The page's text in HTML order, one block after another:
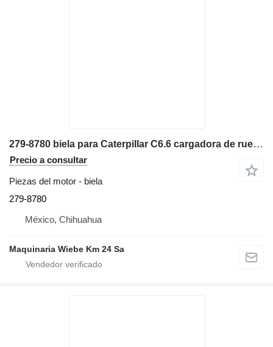
279-8780 biela para Caterpillar C6.6 cargadora de ruedas
Precio a consultar
Piezas del motor - biela
279-8780
México, Chihuahua
Maquinaria Wiebe Km 24 Sa